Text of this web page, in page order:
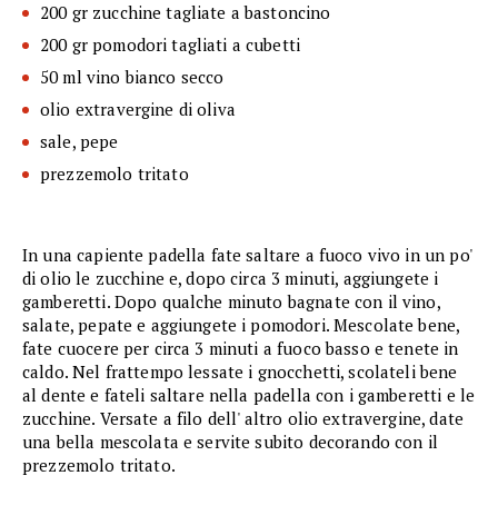
200 gr zucchine tagliate a bastoncino
200 gr pomodori tagliati a cubetti
50 ml vino bianco secco
olio extravergine di oliva
sale, pepe
prezzemolo tritato
In una capiente padella fate saltare a fuoco vivo in un po'
di olio le zucchine e, dopo circa 3 minuti, aggiungete i
gamberetti. Dopo qualche minuto bagnate con il vino,
salate, pepate e aggiungete i pomodori. Mescolate bene,
fate cuocere per circa 3 minuti a fuoco basso e tenete in
caldo. Nel frattempo lessate i gnocchetti, scolateli bene
al dente e fateli saltare nella padella con i gamberetti e le
zucchine. Versate a filo dell' altro olio extravergine, date
una bella mescolata e servite subito decorando con il
prezzemolo tritato.